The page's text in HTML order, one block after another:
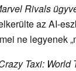
Rivals
az AI-
ne legyenek
Taxi: World